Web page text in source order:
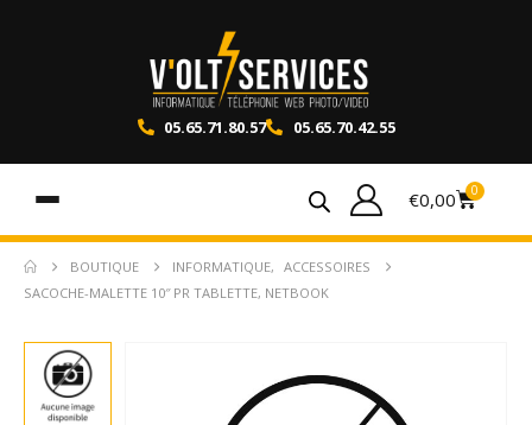
05.65.71.80.57 05.65.70.42.55
€0,00 0
BOUTIQUE INFORMATIQUE,
ACCESSOIRES
SACOCHE-MALETTE 10″ PR TABLETTE, NETBOOK